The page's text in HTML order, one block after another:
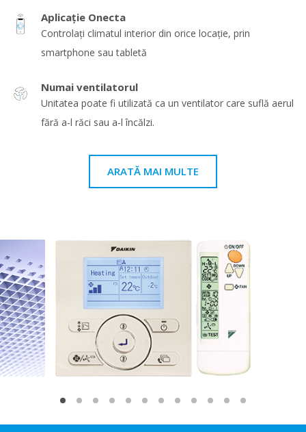
Aplicație Onecta
Controlați climatul interior din orice locație, prin
smartphone sau tabletă
Numai ventilatorul
Unitatea poate fi utilizată ca un ventilator care suflă aerul
fără a-l răci sau a-l încălzi.
ARATĂ MAI MULTE